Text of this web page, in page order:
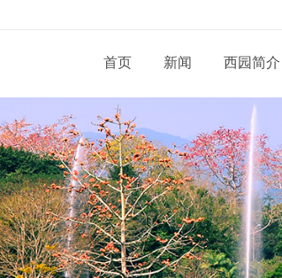
首页 新闻
西园动态
科研进展
科普报道
通知公告
西园简介
历任领导 党委和纪委
学术委员会 学位委员会
西园历史 形象标识
数字园区
科研部门 管理系统
业务机构 支撑系统
实验系列
青促会小组
人才招聘